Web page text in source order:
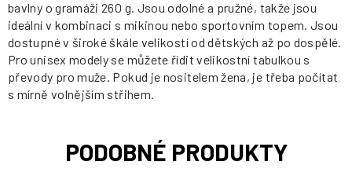
bavlny o gramáži 260 g. Jsou odolné a pružné, takže jsou
ideální v kombinaci s mikinou nebo sportovním topem. Jsou
dostupné v široké škále velikostí od dětských až po dospělé.
Pro unisex modely se můžete řídit velikostní tabulkou s
převody pro muže. Pokud je nositelem žena, je třeba počítat
s mírně volnějším střihem.